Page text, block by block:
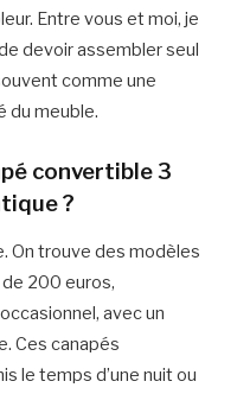
Entre vous et moi, je
devoir assembler seul
comme une
du meuble.
convertible 3
?
On trouve des modèles
200 euros,
avec un
Ces canapés
le temps d’une nuit ou